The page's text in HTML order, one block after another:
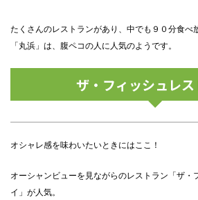
たくさんのレストランがあり、中でも９０分食べ
「丸浜」は、腹ペコの人に人気のようです。
ザ・フィッシュレ
オシャレ感を味わいたいときにはここ！
オーシャンビューを見ながらのレストラン「ザ・
イ」が人気。